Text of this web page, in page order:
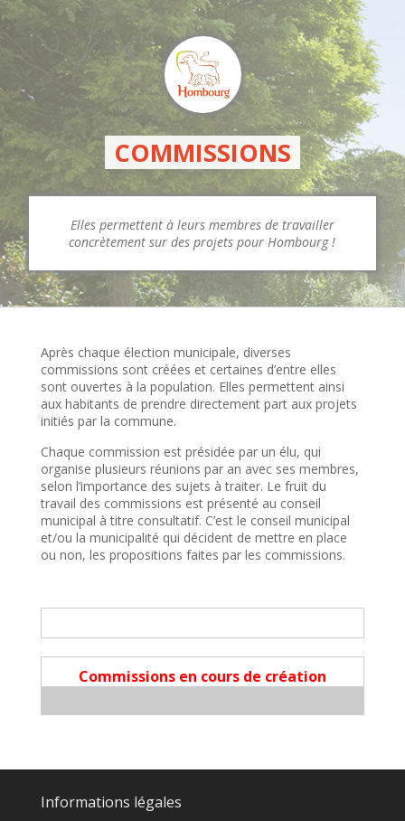
COMMISSIONS
Elles permettent à leurs membres de travailler
concrètement sur des projets pour Hombourg !
Après chaque élection municipale, diverses
commissions sont créées et certaines d’entre elles
sont ouvertes à la population. Elles permettent ainsi
aux habitants de prendre directement part aux projets
initiés par la commune.
Chaque commission est présidée par un élu, qui
organise plusieurs réunions par an avec ses membres,
selon l’importance des sujets à traiter. Le fruit du
travail des commissions est présenté au conseil
municipal à titre consultatif. C’est le conseil municipal
et/ou la municipalité qui décident de mettre en place
ou non, les propositions faites par les commissions.
Commissions en cours de création
Informations légales